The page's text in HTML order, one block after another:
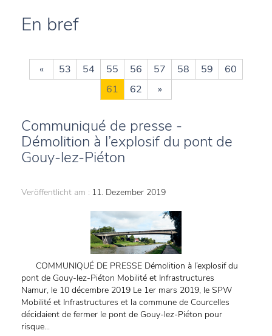
En bref
« 53 54 55 56 57 58 59
60
61
62 »
Communiqué de presse -
Démolition à l’explosif du pont de
Gouy-lez-Piéton
Veröffentlicht am : 11. Dezember 2019
COMMUNIQUÉ DE PRESSE Démolition à l’explosif du
pont de Gouy-lez-Piéton Mobilité et Infrastructures
Namur, le 10 décembre 2019 Le 1er mars 2019, le SPW
Mobilité et Infrastructures et la commune de Courcelles
décidaient de fermer le pont de Gouy-lez-Piéton pour
risque...